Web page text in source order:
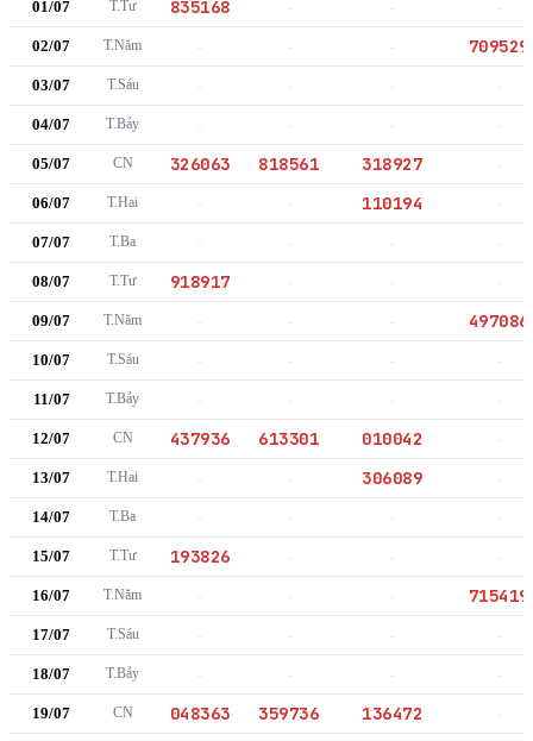
01/07 T.Tư 835168 - - -
02/07 T.Năm - - - 709529
03/07 T.Sáu - - - -
04/07 T.Bảy - - - -
05/07 CN 326063 818561 318927 -
06/07 T.Hai - - 110194 -
07/07 T.Ba - - - -
08/07 T.Tư 918917 - - -
09/07 T.Năm - - - 497086
10/07 T.Sáu - - - -
11/07 T.Bảy - - - -
12/07 CN 437936 613301 010042 -
13/07 T.Hai - - 306089 -
14/07 T.Ba - - - -
15/07 T.Tư 193826 - - -
16/07 T.Năm - - - 715419
17/07 T.Sáu - - - -
18/07 T.Bảy - - - -
19/07 CN 048363 359736 136472 -